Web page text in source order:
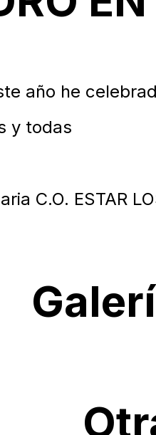
año he
y todas
C.O. ESTAR